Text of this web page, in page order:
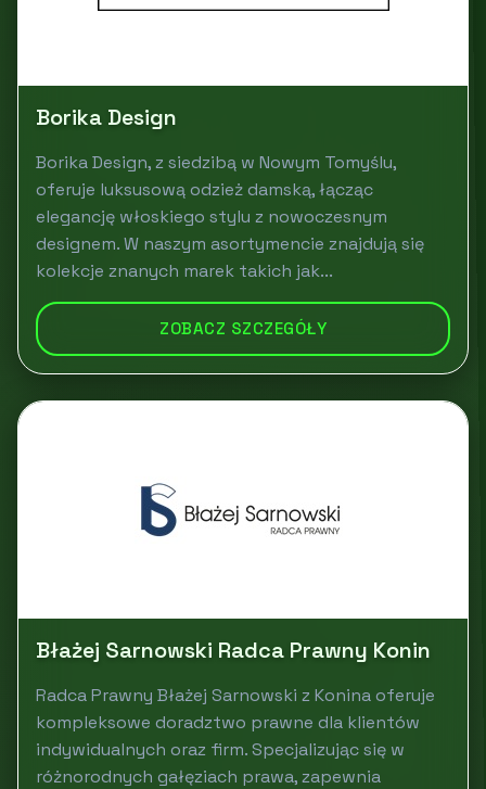
Borika Design
Borika Design, z siedzibą w Nowym Tomyślu,
oferuje luksusową odzież damską, łącząc
elegancję włoskiego stylu z nowoczesnym
designem. W naszym asortymencie znajdują się
kolekcje znanych marek takich jak...
ZOBACZ SZCZEGÓŁY
Błażej Sarnowski Radca Prawny Konin
Radca Prawny Błażej Sarnowski z Konina oferuje
kompleksowe doradztwo prawne dla klientów
indywidualnych oraz firm. Specjalizując się w
różnorodnych gałęziach prawa, zapewnia